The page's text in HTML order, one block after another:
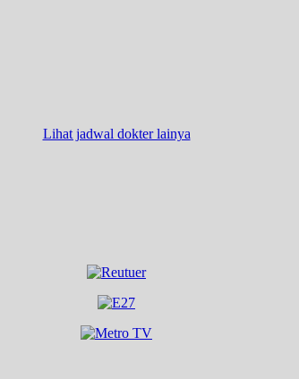
Lihat jadwal dokter lainya